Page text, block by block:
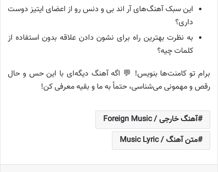
این سبک آهنگ‌های آر اند بی و دنس رو از اعضای ایتیز دوست
داری؟
به نظرت بهترین راه برای نشون دادن علاقه بدون استفاده از
کلمات چیه؟
برام تو کامنت‌ها بنویس! 💬 اگه آهنگ دیگه‌ای با این حس و حال
رقص و مهمونی می‌شناسی، حتماً به ما و بقیه معرفی کن!
آهنگ خارجی / Foreign Music
متن آهنگ / Music Lyric